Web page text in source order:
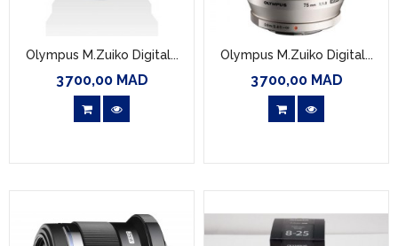
Olympus M.Zuiko Digital...
Prix
3 700,00 MAD
Olympus M.Zuiko Digital...
Prix
3 700,00 MAD